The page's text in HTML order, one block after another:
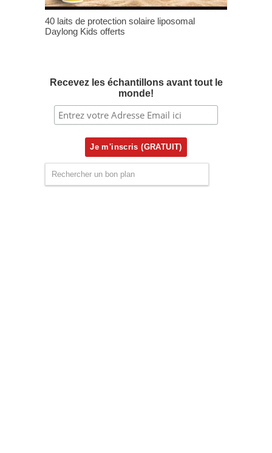
40 laits de protection solaire liposomal
Daylong Kids offerts
Recevez les échantillons avant tout le
monde!